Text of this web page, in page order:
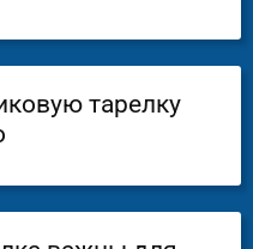
тарелку